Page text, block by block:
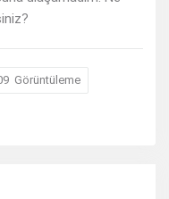
Görüntüleme